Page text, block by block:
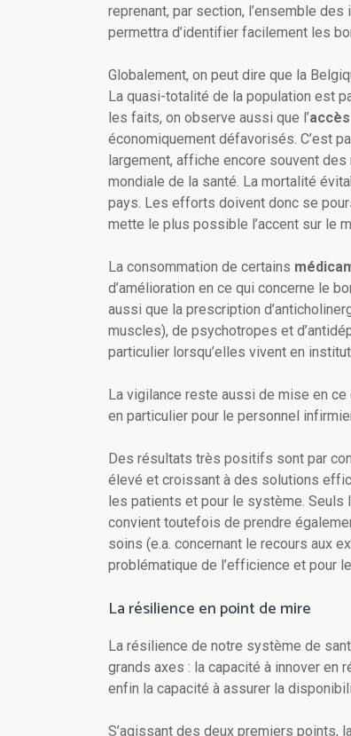
reprenant, par section, l’ensemble
permettra d’identifier facilement les
Globalement, on peut dire que la
La quasi-totalité de la population est
les faits, on observe aussi que l’
économiquement défavorisés. C’est
largement, affiche encore souvent
mondiale de la santé. La mortalité
pays. Les efforts doivent donc se
mette le plus possible l’accent sur le
La consommation de certains
d’amélioration en ce qui concerne le
aussi que la prescription
muscles), de psychotropes et
particulier lorsqu’elles vivent en
La vigilance reste aussi de mise en
en particulier pour le personnel
Des résultats très positifs sont par
élevé et croissant à des solutions
les patients et pour le système. Seuls
convient toutefois de prendre
soins (e.a. concernant le recours aux
problématique de l’efficience et pour
La résilience en point de mire
La résilience de notre système de
grands axes : la capacité à innover
enfin la capacité à assurer la
S’agissant des deux premiers points,